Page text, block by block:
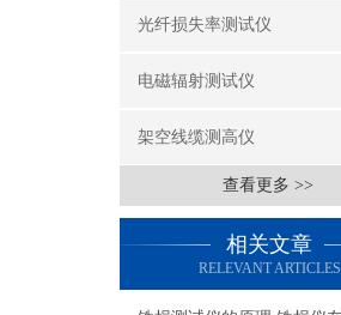
光纤损失率测试仪
电磁辐射测试仪
架空线缆测高仪
查看更多 >>
相关文章
RELEVANT ARTICLES